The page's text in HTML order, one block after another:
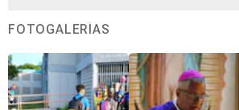
FOTOGALERÍAS